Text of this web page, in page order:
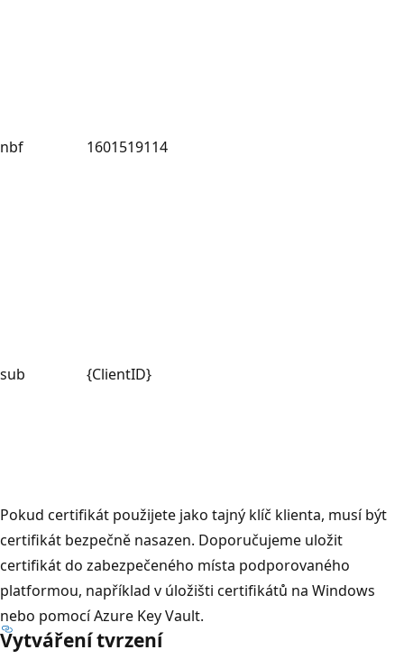
nbf 1601519114
sub {ClientID}
Pokud certifikát použijete jako tajný klíč klienta, musí být
certifikát bezpečně nasazen. Doporučujeme uložit
certifikát do zabezpečeného místa podporovaného
platformou, například v úložišti certifikátů na Windows
nebo pomocí Azure Key Vault.
Vytváření tvrzení